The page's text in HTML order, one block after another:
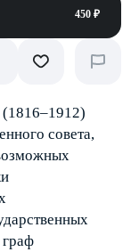
450 ₽
совета,